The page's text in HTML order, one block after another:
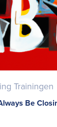
Trainingen
Be